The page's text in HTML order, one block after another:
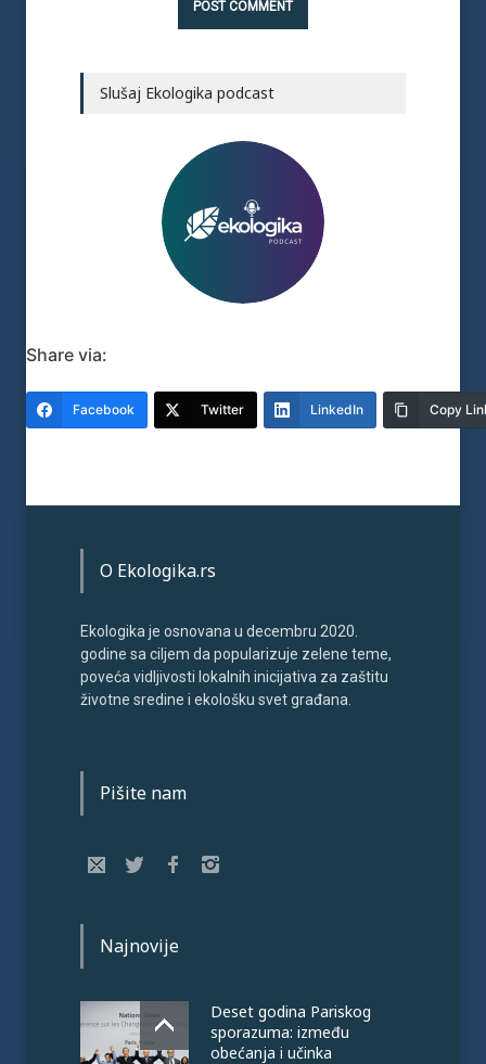
Slušaj Ekologika podcast
Share via:
Facebook Twitter LinkedIn Copy
O Ekologika.rs
Ekologika je osnovana u decembru 2020.
godine sa ciljem da popularizuje zelene teme,
poveća vidljivosti lokalnih inicijativa za zaštitu
životne sredine i ekološku svet građana.
Pišite nam
Najnovije
Deset godina Pariskog
sporazuma: između
obećanja i učinka